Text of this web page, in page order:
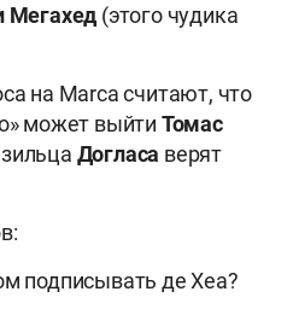
Мегахед (этого чудика
на Marca считают, что
может выйти Томас
Догласа верят
подписывать де Хеа?